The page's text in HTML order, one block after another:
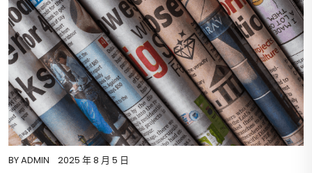
BYADMIN 2025 年 8 月 5 日